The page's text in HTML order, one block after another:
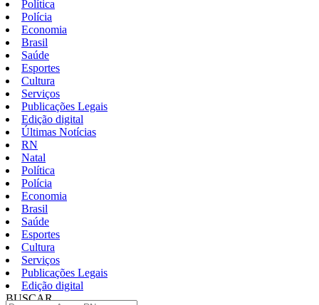
Política
Polícia
Economia
Brasil
Saúde
Esportes
Cultura
Serviços
Publicações Legais
Edição digital
Últimas Notícias
RN
Natal
Política
Polícia
Economia
Brasil
Saúde
Esportes
Cultura
Serviços
Publicações Legais
Edição digital
BUSCAR